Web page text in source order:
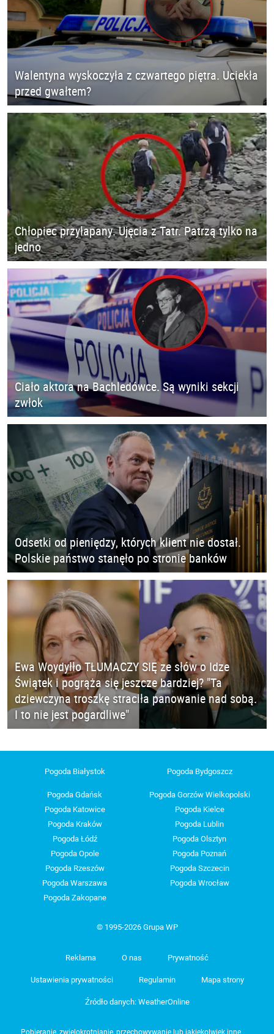
Walentyna wyskoczyła z czwartego piętra. Uciekła
przed gwałtem?
Chłopiec przyłapany. Ujęcia z Tatr. Patrzą tylko na
jedno
Ciało aktora na Bachledówce. Są wyniki sekcji
zwłok
Odsetki od pieniędzy, których klient nie dostał.
Polskie państwo stanęło po stronie banków
Ewa Woydyłło TŁUMACZY SIĘ ze słów o Idze
Świątek i pogrąża się jeszcze bardziej? "Ta
dziewczyna troszkę straciła panowanie nad sobą.
I to nie jest pogardliwe"
Pogoda Białystok Pogoda Bydgoszcz
Pogoda Gdańsk
Pogoda Gorzów Wielkopolski
Pogoda Katowice
Pogoda Kielce
Pogoda Kraków
Pogoda Lublin
Pogoda Łódź
Pogoda Olsztyn
Pogoda Opole
Pogoda Poznań
Pogoda Rzeszów
Pogoda Szczecin
Pogoda Warszawa
Pogoda Wrocław
Pogoda Zakopane
© 1995-2026 Grupa WP
Reklama O nas Prywatność
Ustawienia prywatności Regulamin Mapa strony
Źródło danych: WeatherOnline
Pobieranie, zwielokrotnianie, przechowywanie lub jakiekolwiek inne